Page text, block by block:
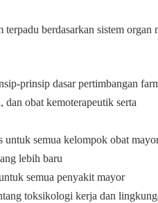
berdasarkan sistem organ
prinsip dasar pertimbangan
obat kemoterapeutik serta
untuk semua kelompok obat
lebih baru
semua penyakit mayor
toksikologi kerja dan